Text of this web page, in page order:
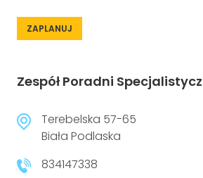
ZAPLANUJ
Zespół Poradni
Terebelska 57-65
Biała Podlaska
834147338